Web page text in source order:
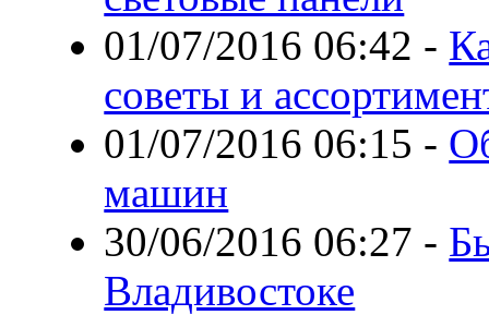
01/07/2016 06:42 -
советы и
01/07/2016 06:15 -
машин
30/06/2016 06:27 -
Владивостоке